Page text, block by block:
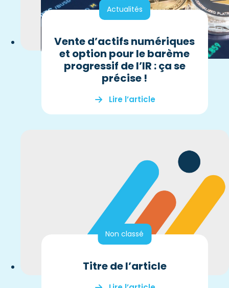
Actualités
Vente d’actifs numériques
et option pour le barème
progressif de l’IR : ça se
précise !
Lire l’article
Non classé
Titre de l’article